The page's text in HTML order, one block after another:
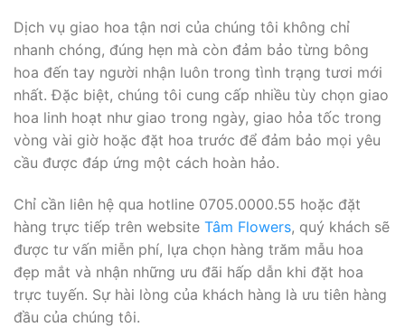
Dịch vụ giao hoa tận nơi của chúng tôi không chỉ
nhanh chóng, đúng hẹn mà còn đảm bảo từng bông
hoa đến tay người nhận luôn trong tình trạng tươi mới
nhất. Đặc biệt, chúng tôi cung cấp nhiều tùy chọn giao
hoa linh hoạt như giao trong ngày, giao hỏa tốc trong
vòng vài giờ hoặc đặt hoa trước để đảm bảo mọi yêu
cầu được đáp ứng một cách hoàn hảo.
Chỉ cần liên hệ qua hotline 0705.0000.55 hoặc đặt
hàng trực tiếp trên website Tâm Flowers, quý khách sẽ
được tư vấn miễn phí, lựa chọn hàng trăm mẫu hoa
đẹp mắt và nhận những ưu đãi hấp dẫn khi đặt hoa
trực tuyến. Sự hài lòng của khách hàng là ưu tiên hàng
đầu của chúng tôi.